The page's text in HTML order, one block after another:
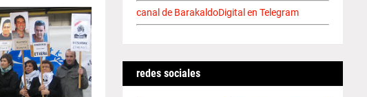
canal de BarakaldoDigital en Telegram
redes sociales